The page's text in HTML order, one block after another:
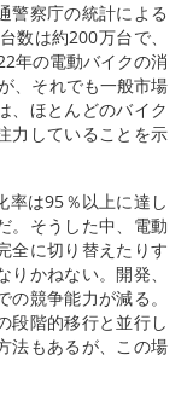
警察庁の統計による
数は約200万台で、
年の電動バイクの消
、それでも一般市場
、ほとんどのバイク
力していることを示
率は95％以上に達し
。そうした中、電動
全に切り替えたりす
かねない。開発、
競争能力が減る。
段階的移行と並行し
法もあるが、この場